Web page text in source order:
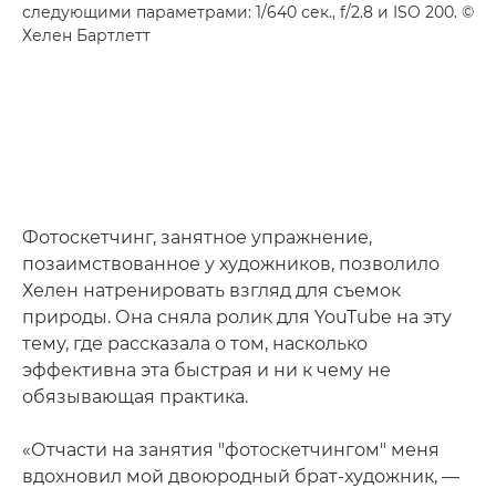
следующими параметрами: 1/640 сек., f/2.8 и ISO 200. ©
Хелен Бартлетт
Фотоскетчинг, занятное упражнение,
позаимствованное у художников, позволило
Хелен натренировать взгляд для съемок
природы. Она сняла ролик для YouTube на эту
тему, где рассказала о том, насколько
эффективна эта быстрая и ни к чему не
обязывающая практика.
«Отчасти на занятия "фотоскетчингом" меня
вдохновил мой двоюродный брат-художник, —